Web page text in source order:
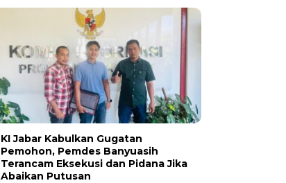
KI Jabar Kabulkan Gugatan
Pemohon, Pemdes Banyuasih
Terancam Eksekusi dan Pidana Jika
Abaikan Putusan